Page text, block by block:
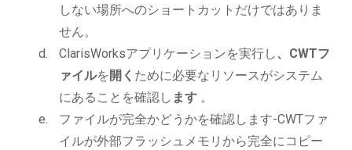
しない場所へのショートカットだけではありま
せん。
ClarisWorksアプリケーションを実行し、CWTフ
ァイルを 開く ために必要なリソースがシステム
にあることを確認し ます 。
ファイルが完全かどうかを確認します-CWTファ
イルが外部フラッシュメモリから完全にコピー